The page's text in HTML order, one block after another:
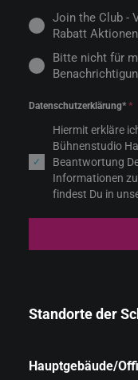
Join the Club -
Rabatt
Bitte nicht für
Datenschutzerklärung* *
Hiermit erkläre
Bühnenstudio
Beantwortung
Informationen
findest Du in
Standorte der
Hauptgebäude/